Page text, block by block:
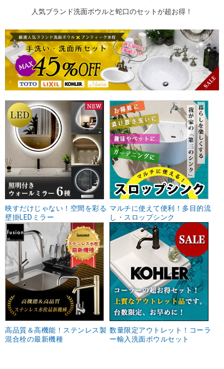
人気ブランド洗面ボウルと蛇口のセットが超お得！
映すだけじゃない！空間を彩る
壁掛LEDミラー
マルチに使えて便利！多目的流
し・スロップシンク
高品質＆高機能！ステンレス製
混合栓の最新機種
数量限定アウトレット！コーラ
ー輸入洗面ボウルセット